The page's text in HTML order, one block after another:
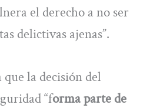
el derecho a no ser
delictivas ajenas”.
la decisión del
“forma parte de